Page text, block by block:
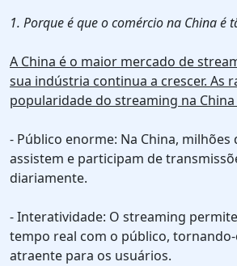
1. Porque é que o comércio na China é
A China é o maior mercado de
sua indústria continua a crescer. As
popularidade do streaming na
- Público enorme: Na China, milhões
assistem e participam de
diariamente.
- Interatividade: O streaming
tempo real com o público,
atraente para os usuários.